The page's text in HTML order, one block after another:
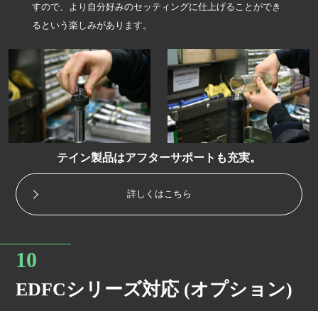
すので、より自分好みのセッティングに仕上げることができ
るという楽しみがあります。
テイン製品はアフターサポートも充実。
詳しくはこちら
EDFCシリーズ対応 (オプション)